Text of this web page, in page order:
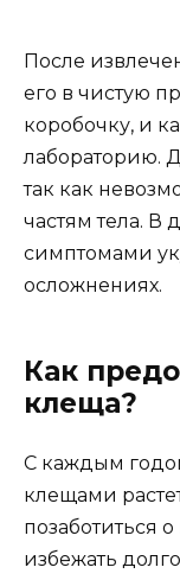
После
его в чистую
коробочку, и
лабораторию.
так как
частям тела. В
симптомами
осложнениях.
Как
клеща?
С каждым
клещами
позаботиться
избежать